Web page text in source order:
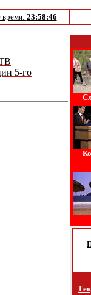
время: 23:58:46
5-го